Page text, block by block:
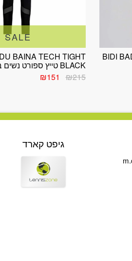
BIDI
SALE
BAINA TECH TIGHT
BLACK טייץ ספורט נשים בידי באדו
₪215 המחיר
₪151
גיפט קארד